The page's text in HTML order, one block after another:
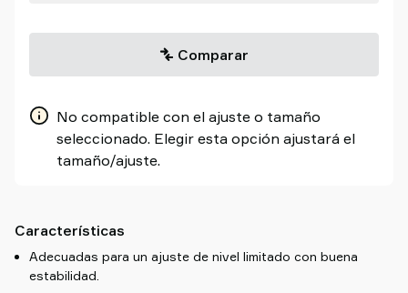
Comparar
No compatible con el ajuste o tamaño
seleccionado. Elegir esta opción ajustará el
tamaño/ajuste.
Características
Adecuadas para un ajuste de nivel limitado con buena
estabilidad.